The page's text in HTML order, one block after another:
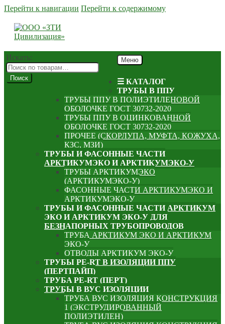
Перейти к навигации Перейти к содержимому
Искать:
Поиск
Меню
☰ КАТАЛОГ
ТРУБЫ В ППУ
ТРУБЫ ППУ В ПОЛИЭТИЛЕНОВОЙ
ОБОЛОЧКЕ ГОСТ 30732-2020
ТРУБЫ ППУ В ОЦИНКОВАННОЙ
ОБОЛОЧКЕ ГОСТ 30732-2020
ПРОЧЕЕ (СКОРЛУПА, МУФТА, КОЖУХА,
КЗС, МЗИ)
ТРУБЫ И ФАСОННЫЕ ЧАСТИ
АРКТИКУМЭКО И АРКТИКУМЭКО-У
ТРУБЫ АРКТИКУМЭКО
(АРКТИКУМЭКО-У)
ФАСОННЫЕ ЧАСТИ АРКТИКУМЭКО И
АРКТИКУМЭКО-У
ТРУБЫ И ФАСОННЫЕ ЧАСТИ АРКТИКУМ
ЭКО И АРКТИКУМ ЭКО-У ДЛЯ
БЕЗНАПОРНЫХ ТРУБОПРОВОДОВ
ТРУБА АРКТИКУМ ЭКО И АРКТИКУМ
ЭКО-У
ОТВОДЫ АРКТИКУМ ЭКО-У
ТРУБЫ PE-RT В ИЗОЛЯЦИИ ППУ
(ПЕРТПАЙП)
⁠ТРУБA PE-RT (ПЕРТ)
ТРУБЫ В ВУС ИЗОЛЯЦИИ
ТРУБА ВУС ИЗОЛЯЦИЯ КОНСТРУКЦИЯ
1 (ЭКСТРУДИРОВАННЫЙ
ПОЛИЭТИЛЕН)